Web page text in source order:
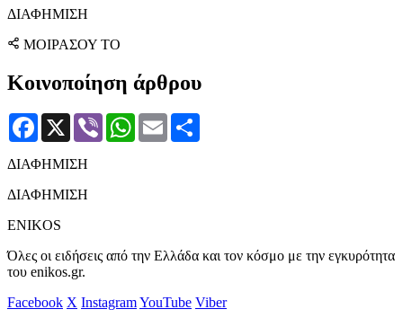
ΔΙΑΦΗΜΙΣΗ
ΜΟΙΡΑΣΟΥ ΤΟ
Κοινοποίηση άρθρου
Facebook
X Viber WhatsApp
Email
ΔΙΑΦΗΜΙΣΗ
ΔΙΑΦΗΜΙΣΗ
ENIKOS
Όλες οι ειδήσεις από την Ελλάδα και τον κόσμο με την εγκυρότητα
του enikos.gr.
Facebook X InstagramYouTube Viber